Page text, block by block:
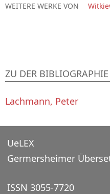
WEITERE WERKE VON
ZU DER
Lachmann, Peter
UeLEX
Germersheimer
ISSN 3055-7720